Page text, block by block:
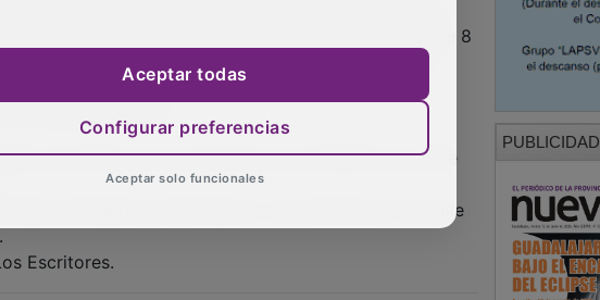
municipales y evitar posible daños a los vehículos
el aparcamiento de coches en horario de mañana, de 8
a medida que se avance en los trabajos”, explica
de la ciudadanía. Las limitaciones de
siguiente modo:
de Alcalá, de Los Escritores y de Madrid y la calle
de Madrid, de Enmedio y Los Escritores y la calle
Escritores.
PUBLICIDAD
Aceptar todas
Configurar preferencias
Aceptar solo funcionales